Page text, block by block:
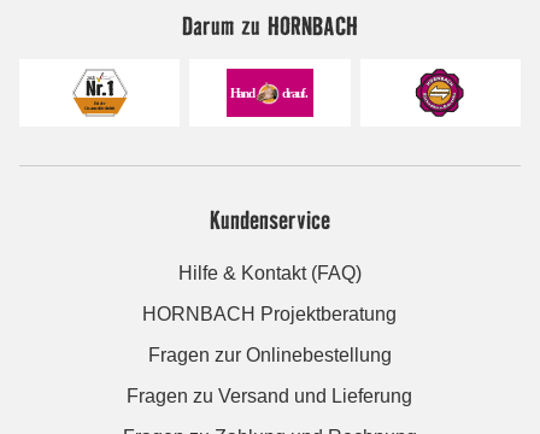
Darum zu HORNBACH
Kundenservice
Hilfe & Kontakt (FAQ)
HORNBACH Projektberatung
Fragen zur Onlinebestellung
Fragen zu Versand und Lieferung